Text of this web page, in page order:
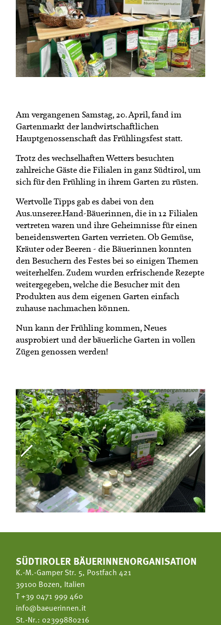
Mitgliedschaft
Landessekretariat
Bäuerliche Buffets
Hofgeschichten
Am vergangenen Samstag, 20. April, fand im
Gartenmarkt der landwirtschaftlichen
Hauptgenossenschaft das Frühlingsfest statt.
Trotz des wechselhaften Wetters besuchten
zahlreiche Gäste die Filialen in ganz Südtirol, um
sich für den Frühling in ihrem Garten zu rüsten.
Wertvolle Tipps gab es dabei von den
Aus.unserer.Hand-Bäuerinnen, die in 12 Filialen
vertreten waren und ihre Geheimnisse für einen
beneidenswerten Garten verrieten. Ob Gemüse,
Kräuter oder Beeren - die Bäuerinnen konnten
den Besuchern des Festes bei so einigen Themen
weiterhelfen. Zudem wurden erfrischende Rezepte
weitergegeben, welche die Besucher mit den
Produkten aus dem eigenen Garten einfach
zuhause nachmachen können.
Nun kann der Frühling kommen, Neues
ausprobiert und der bäuerliche Garten in vollen
Zügen genossen werden!
SÜDTIROLER BÄUERINNENORGANISATION
K.-M.-Gamper Str. 5, Postfach 421
39100 Bozen, Italien
T+39 0471 999 460
info@baeuerinnen.it
St.-Nr.: 02399880216